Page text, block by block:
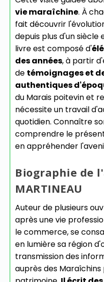
vie maraîchine. À
fait découvrir
depuis plus d'un siècle
livre est composé d'
des années, à partir
de témoignages et
authentiques
du Marais poitevin et
nécessite un travail
quotidien. Connaître
comprendre le
en appréhender
Biographie de
MARTINEAU
Auteur de plusieurs
après une vie
le commerce, se
en lumière sa région
transmission des
auprès des